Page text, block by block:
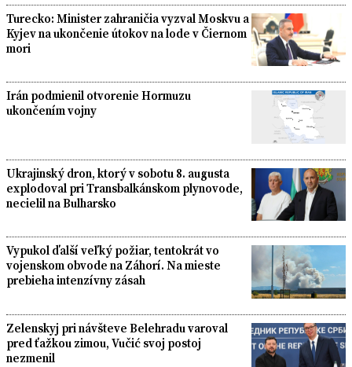
Turecko: Minister zahraničia vyzval Moskvu a
Kyjev na ukončenie útokov na lode v Čiernom
mori
Irán podmienil otvorenie Hormuzu
ukončením vojny
Ukrajinský dron, ktorý v sobotu 8. augusta
explodoval pri Transbalkánskom plynovode,
necielil na Bulharsko
Vypukol ďalší veľký požiar, tentokrát vo
vojenskom obvode na Záhorí. Na mieste
prebieha intenzívny zásah
Zelenskyj pri návšteve Belehradu varoval
pred ťažkou zimou, Vučić svoj postoj
nezmenil